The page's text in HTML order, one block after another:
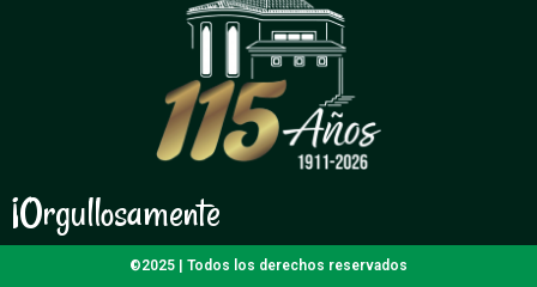
¡Orgullosamente
©2025 | Todos los derechos reservados